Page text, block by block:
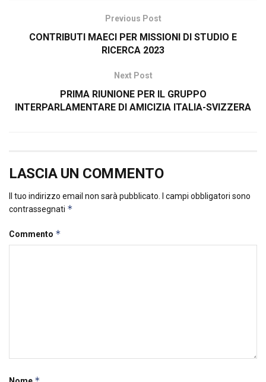
Previous Post
CONTRIBUTI MAECI PER MISSIONI DI STUDIO E
RICERCA 2023
Next Post
PRIMA RIUNIONE PER IL GRUPPO
INTERPARLAMENTARE DI AMICIZIA ITALIA-SVIZZERA
LASCIA UN COMMENTO
Il tuo indirizzo email non sarà pubblicato.
I campi obbligatori sono
contrassegnati *
Commento *